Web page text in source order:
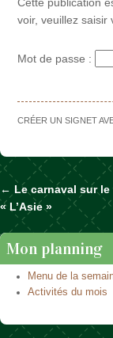
voir, veuillez saisir
Mot de passe :
CRÉER UN SIGNET
Naviguer
← Le carnaval sur le
« L’Asie »
Mon planning
Menu de la
Activités du mois